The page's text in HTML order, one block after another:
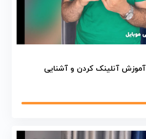
آموزش آنلینک کردن و آشنایی